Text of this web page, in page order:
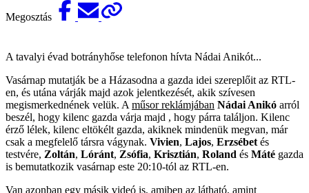
Megosztás
A tavalyi évad botrányhőse telefonon hívta Nádai Anikót...
Vasárnap mutatják be a Házasodna a gazda idei szereplőit az RTL-
en, és utána várják majd azok jelentkezését, akik szívesen
megismerkednének velük. A műsor reklámjában Nádai Anikó arról
beszél, hogy kilenc gazda várja majd , hogy párra találjon. Kilenc
érző lélek, kilenc eltökélt gazda, akiknek mindenük megvan, már
csak a megfelelő társra vágynak. Vivien, Lajos, Erzsébet és
testvére, Zoltán, Lóránt, Zsófia, Krisztián, Roland és Máté gazda
is bemutatkozik vasárnap este 20:10-tól az RTL-en.
Van azonban egy másik videó is, amiben az látható, amint